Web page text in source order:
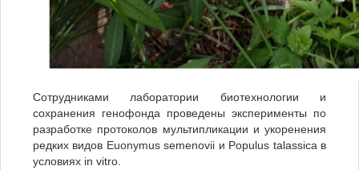
Сотрудниками лаборатории биотехнологии и
сохранения генофонда проведены эксперименты по
разработке протоколов мультипликации и укоренения
редких видов Euonymus semenovii и Populus talassica в
условиях in vitro.